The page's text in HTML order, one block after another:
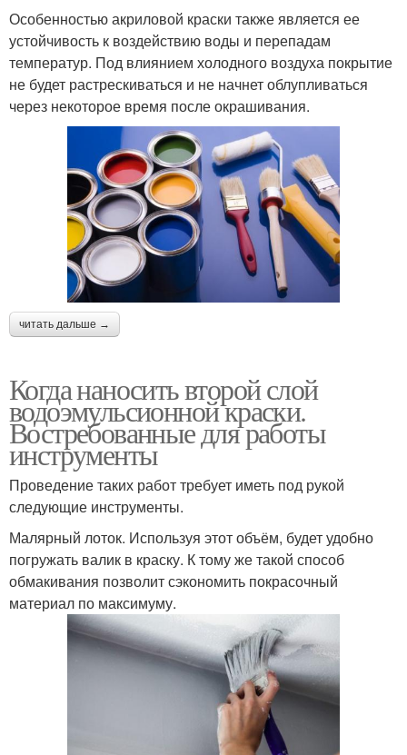
Особенностью акриловой краски также является ее
устойчивость к воздействию воды и перепадам
температур. Под влиянием холодного воздуха покрытие
не будет растрескиваться и не начнет облупливаться
через некоторое время после окрашивания.
читать дальше →
Когда наносить второй слой
водоэмульсионной краски.
Востребованные для работы
инструменты
Проведение таких работ требует иметь под рукой
следующие инструменты.
Малярный лоток. Используя этот объём, будет удобно
погружать валик в краску. К тому же такой способ
обмакивания позволит сэкономить покрасочный
материал по максимуму.